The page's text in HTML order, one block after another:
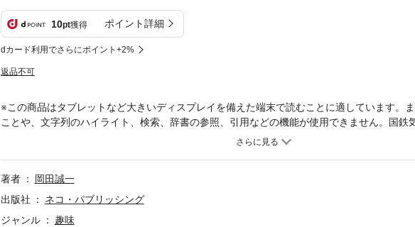
10pt獲得 ポイント詳細
dカード利用でさらにポイント+2%
返品不可
※この商品はタブレットなど大きいディスプレイを備えた端末で読むことに適しています。
ことや、文字列のハイライト、検索、辞書の参照、引用などの機能が使用できません。国鉄
著者
岡田誠一
出版社
ネコ・パブリッシング
ジャンル
趣味